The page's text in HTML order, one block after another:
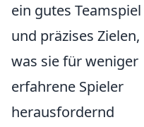
ein gutes Teamspiel
und präzises Zielen,
was sie für weniger
erfahrene Spieler
herausfordernd